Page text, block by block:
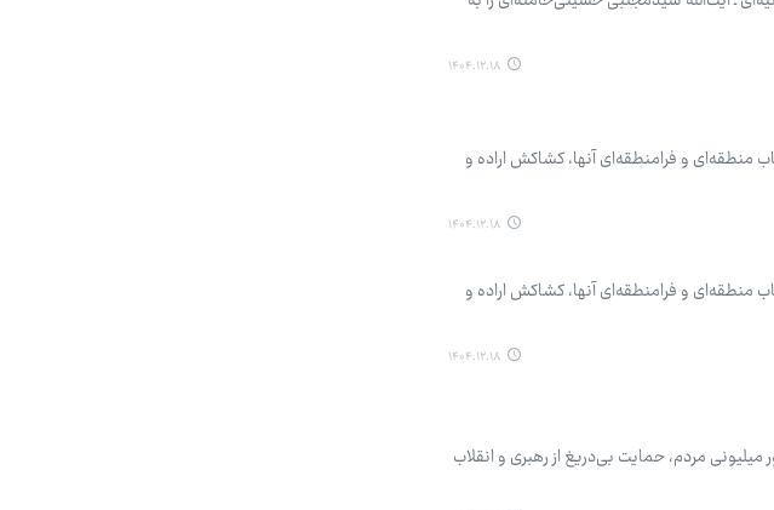
۱۴۰۴.۱۲.۱۸
منطقه‌ای و فرامنطقه‌ای آنها، کشاکش اراده و
۱۴۰۴.۱۲.۱۸
منطقه‌ای و فرامنطقه‌ای آنها، کشاکش اراده و
۱۴۰۴.۱۲.۱۸
در سرتاسر ایران، بر حضور میلیونی مردم، حمایت بی‌دریغ از رهبری و انقلاب